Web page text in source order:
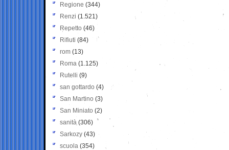
Regione (344)
Renzi (1.521)
Repetto (46)
Rifiuti (84)
rom (13)
Roma (1.125)
Rutelli (9)
san gottardo (4)
San Martino (3)
San Miniato (2)
sanità (306)
Sarkozy (43)
scuola (354)